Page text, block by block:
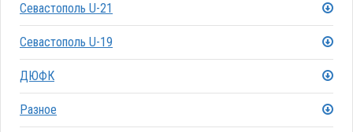
Севастополь U-21
Севастополь U-19
ДЮФК
Разное